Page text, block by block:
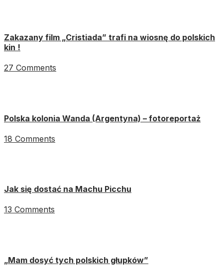
Zakazany film „Cristiada” trafi na wiosnę do polskich
kin !
27 Comments
Polska kolonia Wanda (Argentyna) – fotoreportaż
18 Comments
Jak się dostać na Machu Picchu
13 Comments
„Mam dosyć tych polskich głupków”